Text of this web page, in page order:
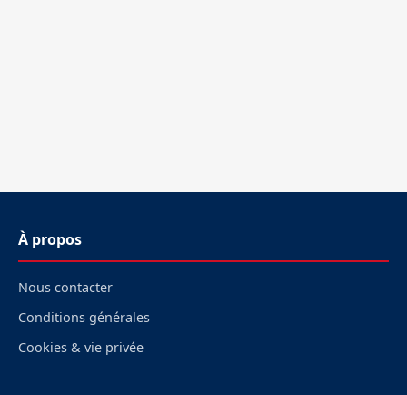
À propos
Nous contacter
Conditions générales
Cookies & vie privée